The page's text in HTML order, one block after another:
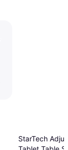
StarTech